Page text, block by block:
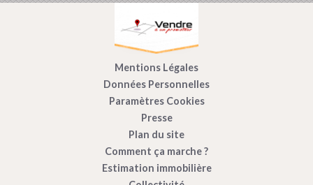
Mentions Légales
Données Personnelles
Paramètres Cookies
Presse
Plan du site
Comment ça marche ?
Estimation immobilière